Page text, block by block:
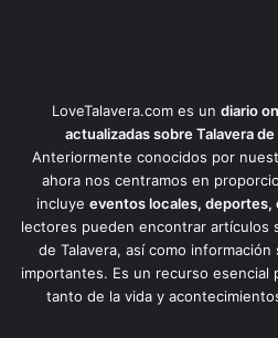
LoveTalavera.com es un diario
actualizadas sobre Talavera
Anteriormente conocidos por
ahora nos centramos en
incluye eventos locales, deportes,
lectores pueden encontrar artículos
de Talavera, así como
importantes. Es un recurso esencial
tanto de la vida y